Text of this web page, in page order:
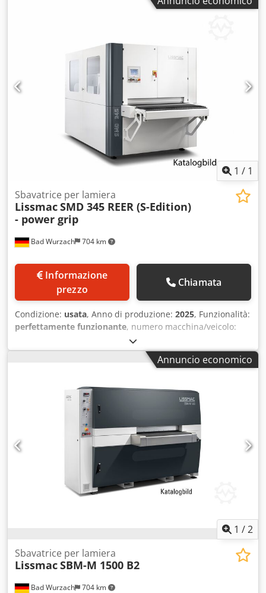
IMPIANTO DI LUBRIFICAZIONE AUTOMATICO PER LE GUIDE.
1 / 1
Bad Wurzach 704 km
Sbavatrice per lamiera
LissmacSMD 345 REER (S-Edition)
- power grip
prezzo
Chiamata
Condizione: usata, Anno di produzione: 2025, Funzionalità:
perfettamente funzionante, numero macchina/veicolo:
, 12 mesi di garanzia. Cjdozldumspfx Agmerf
Annuncio economico
1 /2
Bad Wurzach 704 km
Sbavatrice per lamiera
LissmacSBM-M 1500 B2